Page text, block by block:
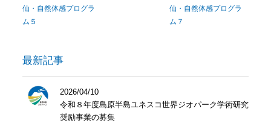
仙・自然体感プログラ
ム５
仙・自然体感プログラ
ム７
最新記事
2026/04/10
令和８年度島原半島ユネスコ世界ジオパーク学術研究
奨励事業の募集